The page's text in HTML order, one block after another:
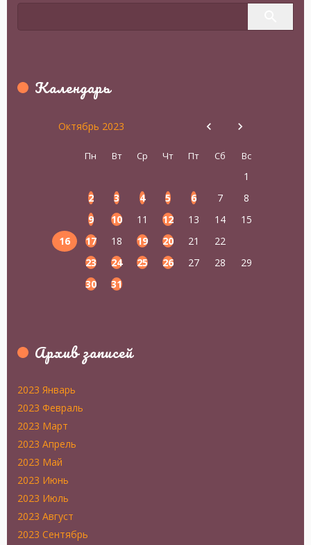
Календарь
Октябрь 2023
Пн Вт Ср Чт Пт Сб Вс
1
2
3 4 5 6 7
8
9
10 11 12 13 14
15
16
17 18 19 20 21
22
23
24 25 26 27 28
29
30
31
Архив записей
2023 Январь
2023 Февраль
2023 Март
2023 Апрель
2023 Май
2023 Июнь
2023 Июль
2023 Август
2023 Сентябрь